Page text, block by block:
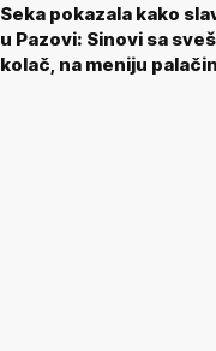
Seka pokazala kako
u Pazovi: Sinovi sa
kolač, na meniju